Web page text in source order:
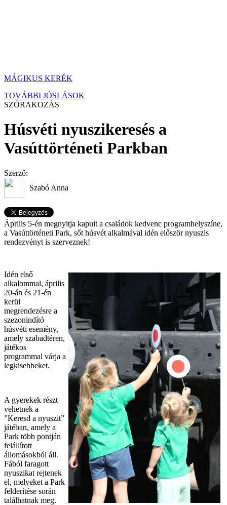
MÁGIKUS KERÉK
TOVÁBBI JÓSLÁSOK
SZÓRAKOZÁS
Húsvéti nyuszikeresés a
Vasúttörténeti Parkban
Szerző:
Szabó Anna
Április 5-én megnyitja kapuit a családok kedvenc programhelyszíne,
a Vasúttörténeti Park, sőt húsvét alkalmával idén először nyuszis
rendezvényt is szerveznek!
Idén első
alkalommal, április
20-án és 21-én
kerül
megrendezésre a
szezonindító
húsvéti esemény,
amely szabadtéren,
játékos
programmal várja a
legkisebbeket.
A gyerekek részt
vehetnek a
”Keresd a nyuszit”
játéban, amely a
Park több pontján
felállított
állomásokból áll.
Fából faragott
nyuszikat rejtenek
el, melyeket a Park
felderítése során
találhatnak meg.